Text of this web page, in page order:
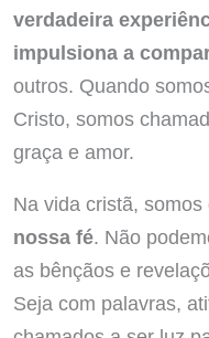
verdadeira
impulsiona a
outros. Quando
Cristo, somos
graça e amor.
Na vida cristã, somos
nossa fé. Não
as bênçãos e
Seja com palavras,